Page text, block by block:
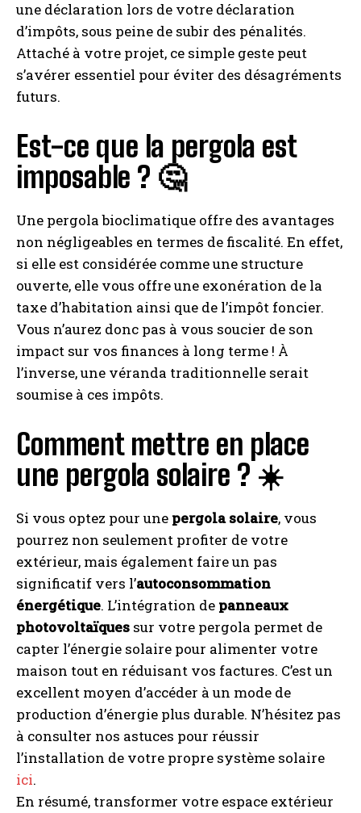
une déclaration lors de votre déclaration
d’impôts, sous peine de subir des pénalités.
Attaché à votre projet, ce simple geste peut
s’avérer essentiel pour éviter des désagréments
futurs.
Est-ce que la pergola est
imposable ? 🤔
Une pergola bioclimatique offre des avantages
non négligeables en termes de fiscalité. En effet,
si elle est considérée comme une structure
ouverte, elle vous offre une exonération de la
taxe d’habitation ainsi que de l’impôt foncier.
Vous n’aurez donc pas à vous soucier de son
impact sur vos finances à long terme ! À
l’inverse, une véranda traditionnelle serait
soumise à ces impôts.
Comment mettre en place
une pergola solaire ? ☀️
Si vous optez pour une pergola solaire, vous
pourrez non seulement profiter de votre
extérieur, mais également faire un pas
significatif vers l’autoconsommation
énergétique. L’intégration de panneaux
photovoltaïques sur votre pergola permet de
capter l’énergie solaire pour alimenter votre
maison tout en réduisant vos factures. C’est un
excellent moyen d’accéder à un mode de
production d’énergie plus durable. N’hésitez pas
à consulter nos astuces pour réussir
l’installation de votre propre système solaire
ici.
En résumé, transformer votre espace extérieur